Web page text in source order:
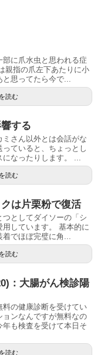
に爪水虫と思われる症
親指の爪左下あたりに小
と思ってたら今で...
読む
する
さん以外とは会話がな
ていると、ちょっとし
になったりします。 ...
読む
は片栗粉で復活
としてダイソーの「シ
用しています。 基本的に
着でほぼ完璧に角...
読む
：大腸がん検診陽
の健康診断を受けてい
ンなんですが無料なの
も検査を受けて本日そ
読む